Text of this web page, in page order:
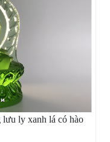
lưu ly xanh lá có hào